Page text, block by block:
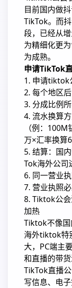
目前国内做
TikTok。而
段，已经从
为精细化更
为成熟。
申请TikTok
1. 申请tiktok
2. 每个地区
3. 分成比例
4. 流水换算
（例：
万×汇率换算
5. 结算：国
Tok海外公司
6. 同一营业
7. 营业执照
8. Tiktok公
加热
Tiktok不像国
海外tiktok特
大，PC端主
和直播的带货
TikTok直播
写信息、电